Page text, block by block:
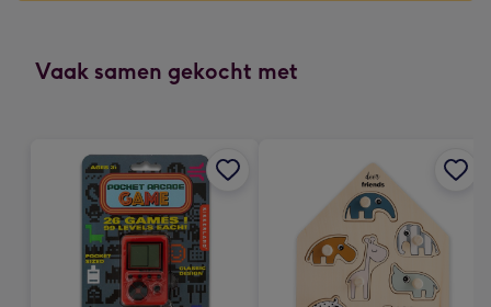
-
118
mm
Vaak samen gekocht met